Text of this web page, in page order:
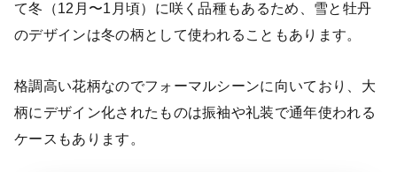
て冬（12月〜1月頃）に咲く品種もあるため、雪と牡丹
のデザインは冬の柄として使われることもあります。
格調高い花柄なのでフォーマルシーンに向いており、大
柄にデザイン化されたものは振袖や礼装で通年使われる
ケースもあります。